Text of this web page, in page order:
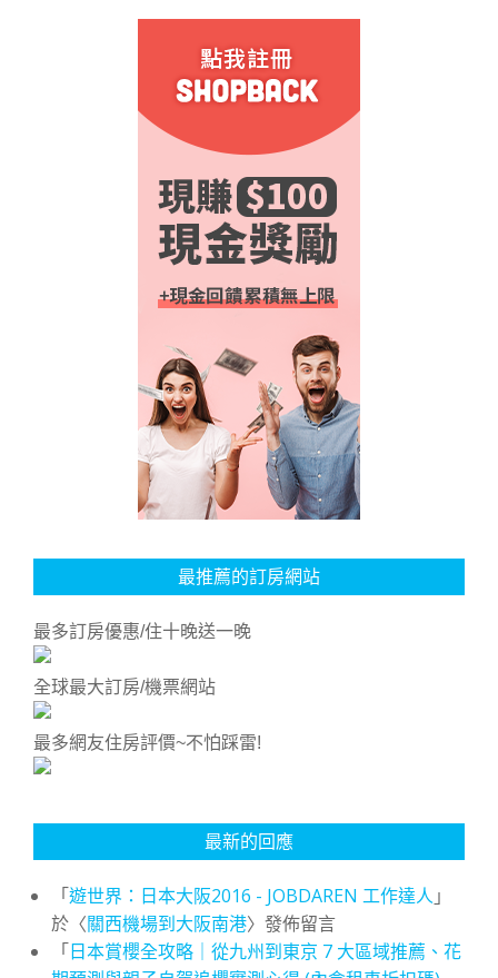
最推薦的訂房網站
最多訂房優惠/住十晚送一晚
全球最大訂房/機票網站
最多網友住房評價~不怕踩雷!
最新的回應
「遊世界：日本大阪2016 - JOBDAREN 工作達人 」
於〈關西機場到大阪南港〉發佈留言
「日本賞櫻全攻略｜從九州到東京 7 大區域推薦、花